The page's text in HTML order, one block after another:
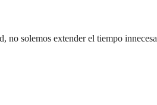
solemos extender el tiempo